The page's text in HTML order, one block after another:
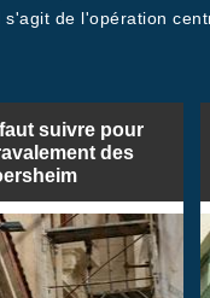
de l'opération
suivre pour
des